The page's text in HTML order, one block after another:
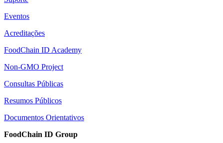
Eventos
Acreditações
FoodChain ID Academy
Non-GMO Project
Consultas Públicas
Resumos Públicos
Documentos Orientativos
FoodChain ID Group